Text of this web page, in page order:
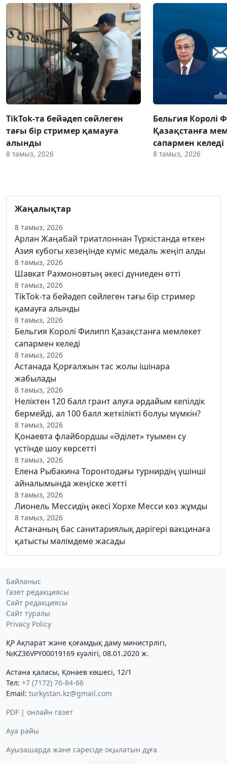
TikTok-та бейәдеп сөйлеген
тағы бір стример қамауға
алынды
8 тамыз, 2026
Бельгия Королі
Қазақстанға
сапармен келеді
8 тамыз, 2026
Жаңалықтар
8 тамыз, 2026
Арлан Жаңабай триатлоннан Түркістанда өткен
Азия кубогы кезеңінде күміс медаль жеңіп алды
8 тамыз, 2026
Шавкат Рахмоновтың әкесі дүниеден өтті
8 тамыз, 2026
TikTok-та бейәдеп сөйлеген тағы бір стример
қамауға алынды
8 тамыз, 2026
Бельгия Королі Филипп Қазақстанға мемлекет
сапармен келеді
8 тамыз, 2026
Астанада Қорғалжын тас жолы ішінара
жабылады
8 тамыз, 2026
Неліктен 120 балл грант алуға әрдайым кепілдік
бермейді, ал 100 балл жеткілікті болуы мүмкін?
8 тамыз, 2026
Қонаевта флайбордшы «Әділет» туымен су
үстінде шоу көрсетті
8 тамыз, 2026
Елена Рыбакина Торонтодағы турнирдің үшінші
айналымында жеңіске жетті
8 тамыз, 2026
Лионель Мессидің әкесі Хорхе Месси көз жұмды
8 тамыз, 2026
Астананың бас санитариялық дәрігері вакцинаға
қатысты мәлімдеме жасады
Байланыс
Газет редакциясы
Сайт редакциясы
Сайт туралы
Privacy Policy
ҚР Ақпарат және қоғамдық даму министрлігі,
№KZ36VPY00019169 куәлігі, 08.01.2020 ж.
Астана қаласы, Қонаев көшесі, 12/1
Тел: +7 (7172) 76-84-66
Email: turkystan.kz@gmail.com
PDF | онлайн газет
Ауа райы
Ауызашарда және сәресіде оқылатын дұға